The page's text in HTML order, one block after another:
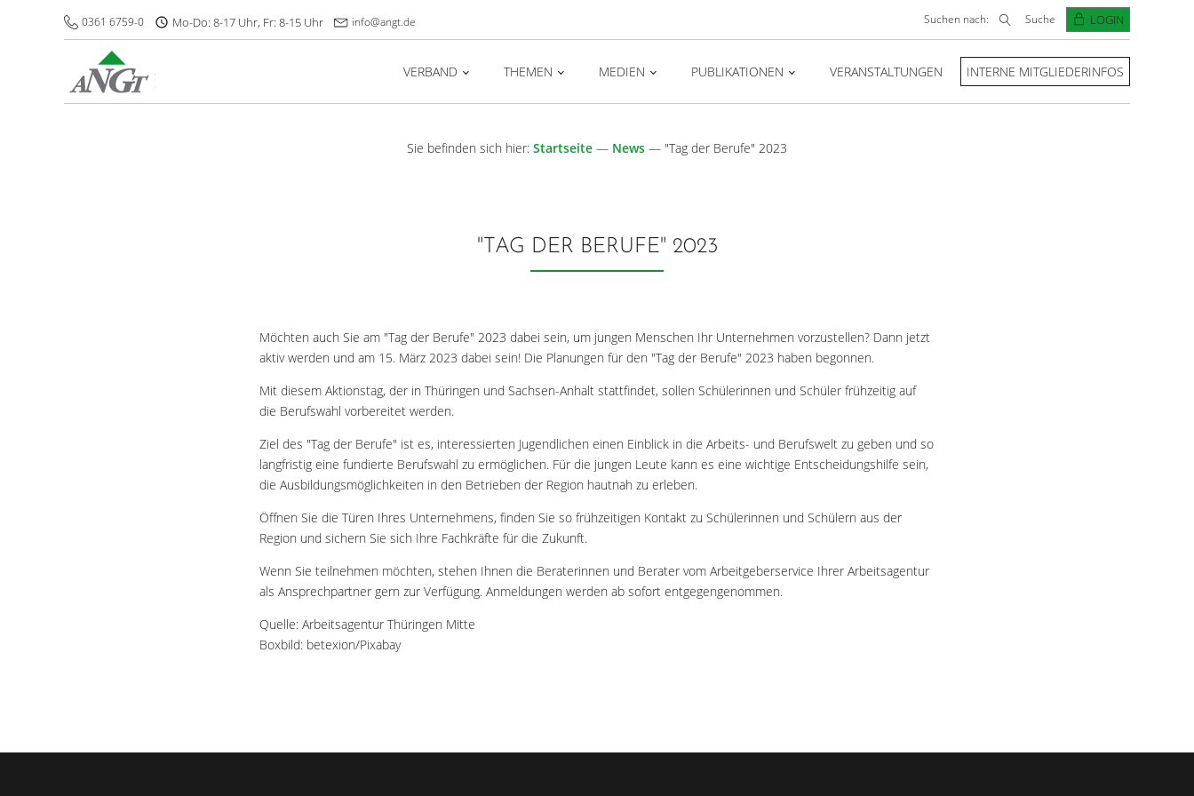
0361 6759-0 Mo-Do: 8-17 Uhr, Fr: 8-15 Uhr info@angt.de Suchen nach: Suche LOGIN
VERBAND THEMEN MEDIEN PUBLIKATIONEN VERANSTALTUNGEN INTERNE MITGLIEDERINFOS
Sie befinden sich hier: Startseite — News — "Tag der Berufe" 2023
"TAG DER BERUFE" 2023
Möchten auch Sie am "Tag der Berufe" 2023 dabei sein, um jungen Menschen Ihr Unternehmen vorzustellen? Dann jetzt
aktiv werden und am 15. März 2023 dabei sein! Die Planungen für den "Tag der Berufe" 2023 haben begonnen.
Mit diesem Aktionstag, der in Thüringen und Sachsen-Anhalt stattfindet, sollen Schülerinnen und Schüler frühzeitig auf
die Berufswahl vorbereitet werden.
Ziel des "Tag der Berufe" ist es, interessierten Jugendlichen einen Einblick in die Arbeits- und Berufswelt zu geben und so
langfristig eine fundierte Berufswahl zu ermöglichen. Für die jungen Leute kann es eine wichtige Entscheidungshilfe sein,
die Ausbildungsmöglichkeiten in den Betrieben der Region hautnah zu erleben.
Öffnen Sie die Türen Ihres Unternehmens, finden Sie so frühzeitigen Kontakt zu Schülerinnen und Schülern aus der
Region und sichern Sie sich Ihre Fachkräfte für die Zukunft.
Wenn Sie teilnehmen möchten, stehen Ihnen die Beraterinnen und Berater vom Arbeitgeberservice Ihrer Arbeitsagentur
als Ansprechpartner gern zur Verfügung. Anmeldungen werden ab sofort entgegengenommen.
Quelle: Arbeitsagentur Thüringen Mitte
Boxbild: betexion/Pixabay